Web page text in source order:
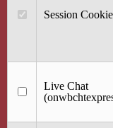
Anmelden
Treffpunkt Jung
40 Jahre
Familiencafé
Session Cookie
Live Chat